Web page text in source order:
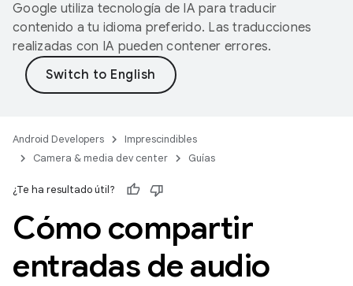
Google utiliza tecnología de IA para traducir
contenido a tu idioma preferido. Las traducciones
realizadas con IA pueden contener errores.
Android Developers
Imprescindibles
Camera & media dev center
Guías
¿Te ha resultado útil?
Cómo compartir
entradas de audio